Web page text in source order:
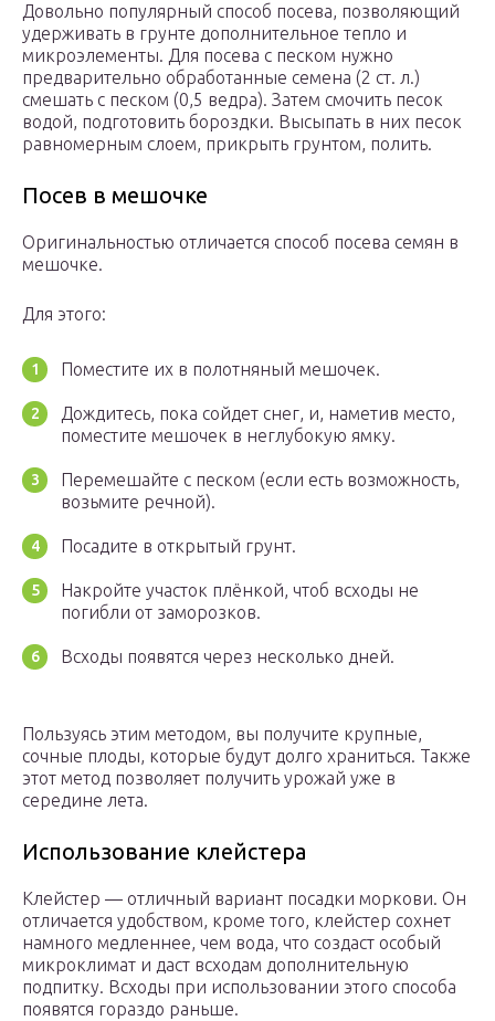
Довольно популярный способ посева, позволяющий
удерживать в грунте дополнительное тепло и
микроэлементы. Для посева с песком нужно
предварительно обработанные семена (2 ст. л.)
смешать с песком (0,5 ведра). Затем смочить песок
водой, подготовить бороздки. Высыпать в них песок
равномерным слоем, прикрыть грунтом, полить.
Посев в мешочке
Оригинальностью отличается способ посева семян в
мешочке.
Для этого:
Поместите их в полотняный мешочек.
Дождитесь, пока сойдет снег, и, наметив место,
поместите мешочек в неглубокую ямку.
Перемешайте с песком (если есть возможность,
возьмите речной).
Посадите в открытый грунт.
Накройте участок плёнкой, чтоб всходы не
погибли от заморозков.
Всходы появятся через несколько дней.
Пользуясь этим методом, вы получите крупные,
сочные плоды, которые будут долго храниться. Также
этот метод позволяет получить урожай уже в
середине лета.
Использование клейстера
Клейстер — отличный вариант посадки моркови. Он
отличается удобством, кроме того, клейстер сохнет
намного медленнее, чем вода, что создаст особый
микроклимат и даст всходам дополнительную
подпитку. Всходы при использовании этого способа
появятся гораздо раньше.